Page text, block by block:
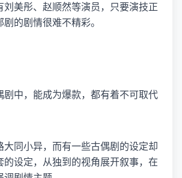
刘美彤、赵顺然等演员，只要演技正
的剧情很难不精彩。
剧中，能成为爆款，都有着不可取代
大同小异，而有一些古偶剧的设定却
的设定，从独到的视角展开叙事，在